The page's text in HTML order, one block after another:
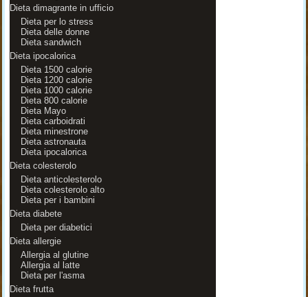
Dieta dimagrante in ufficio
Dieta per lo stress
Dieta delle donne
Dieta sandwich
Dieta ipocalorica
Dieta 1500 calorie
Dieta 1200 calorie
Dieta 1000 calorie
Dieta 800 calorie
Dieta Mayo
Dieta carboidrati
Dieta minestrone
Dieta astronauta
Dieta ipocalorica
Dieta colesterolo
Dieta anticolesterolo
Dieta colesterolo alto
Dieta per i bambini
Dieta diabete
Dieta per diabetici
Dieta allergie
Allergia al glutine
Allergia al latte
Dieta per l'asma
Dieta frutta